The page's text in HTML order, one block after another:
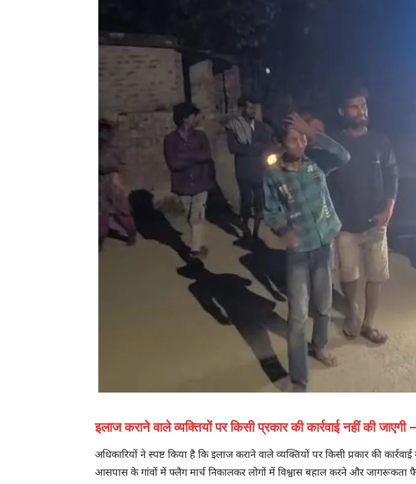
इलाज कराने वाले व्यक्तियों पर किसी प्रकार की कार्रवाई नहीं की जाएगी
अधिकारियों ने स्पष्ट किया है कि इलाज कराने वाले व्यक्तियों पर किसी प्रकार की
आसपास के गांवों में फ्लैग मार्च निकालकर लोगों में विश्वास बहाल करने और जागरूकता